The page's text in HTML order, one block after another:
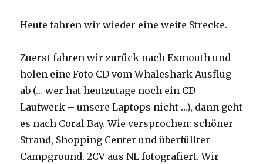
Heute fahren wir wieder eine weite Strecke.
Zuerst fahren wir zurück nach Exmouth und
holen eine Foto CD vom Whaleshark Ausflug
ab (… wer hat heutzutage noch ein CD-
Laufwerk – unsere Laptops nicht …), dann geht
es nach Coral Bay. Wie versprochen: schöner
Strand, Shopping Center und überfüllter
Campground.2CV aus NL fotografiert. Wir